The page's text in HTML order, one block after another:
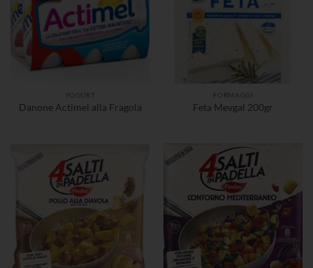
YOGURT
Danone Actimel alla Fragola
FORMAGGI
Feta Mevgal 200gr